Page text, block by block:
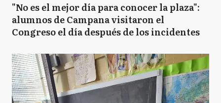
"No es el mejor día para conocer la plaza":
alumnos de Campana visitaron el
Congreso el día después de los incidentes